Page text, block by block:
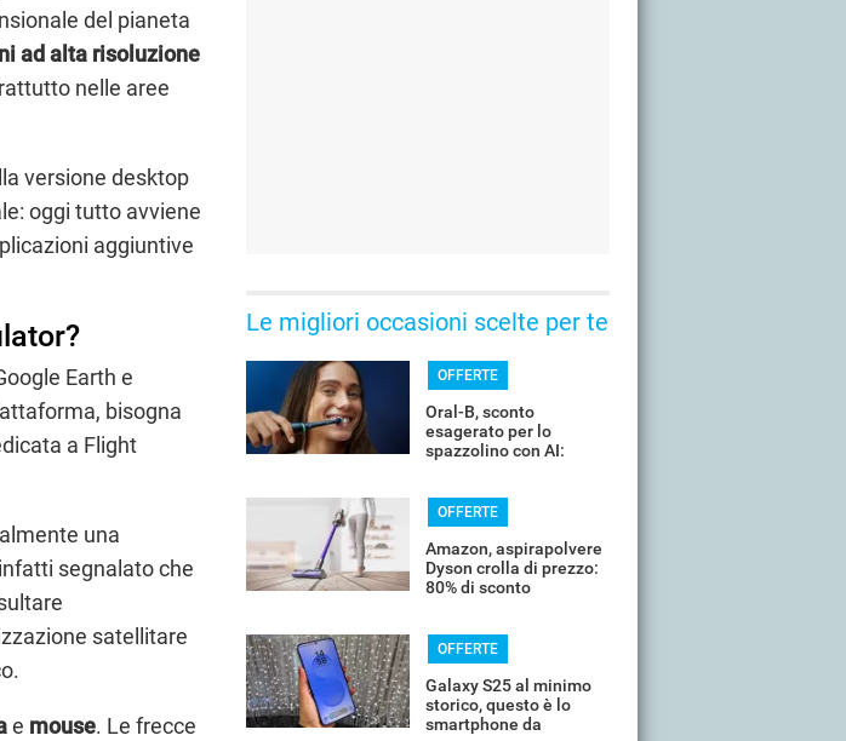
del pianeta
ad alta risoluzione
nelle aree
versione desktop
oggi tutto avviene
aggiuntive
Earth e
bisogna
a Flight
una
segnalato che
satellitare
e mouse. Le frecce
Le migliori occasioni scelte per te
OFFERTE
Oral-B, sconto
esagerato per lo
spazzolino con AI:
OFFERTE
Amazon, aspirapolvere
Dyson crolla di prezzo:
80% di sconto
OFFERTE
Galaxy S25 al minimo
storico, questo è lo
smartphone da